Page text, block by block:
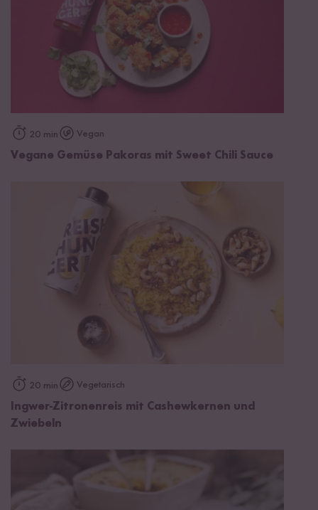
20 min Vegan
Vegane Gemüse Pakoras mit Sweet Chili Sauce
20 min Vegetarisch
Ingwer-Zitronenreis mit Cashewkernen und
Zwiebeln